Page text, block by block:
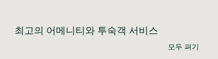
최고의 어메니티와 투숙객 서비스
모두 펴기